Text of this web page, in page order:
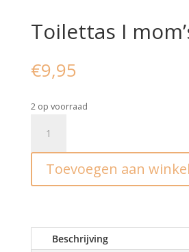
Toilettas I
€9,95
2 op voorraad
mom's
stuff
aantal
Toevoegen aan
Beschrijving